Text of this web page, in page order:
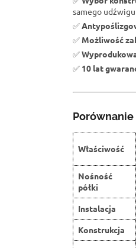
samego udźwigu
✅
✅ Możliwość
✅
✅ 10 lat
Właściwość
Nośność
półki
Instalacja
Konstrukcja